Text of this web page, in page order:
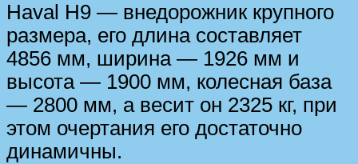
Haval H9 — внедорожник крупного
размера, его длина составляет
4856 мм, ширина — 1926 мм и
высота — 1900 мм, колесная база
— 2800 мм, а весит он 2325 кг, при
этом очертания его достаточно
динамичны.